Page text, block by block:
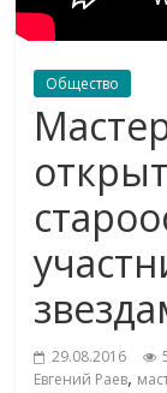
Общество
29.08.2016
Евгений Раев,